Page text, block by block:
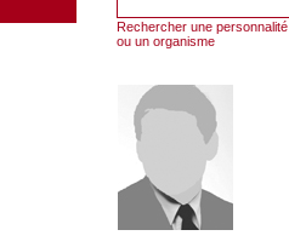
Rechercher une personnalité
ou un organisme